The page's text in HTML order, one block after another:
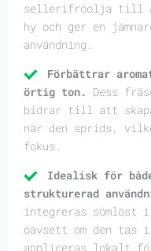
sellerifröolja till
hy och ger en
användning.
Förbättrar
örtig ton. Dess
bidrar till att
när den sprids,
fokus.
Idealisk för
strukturerad
integreras sömlöst
oavsett om den tas
appliceras lokalt